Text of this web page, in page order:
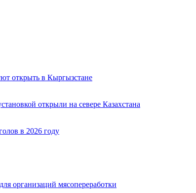
открыть в Кыргызстане
открыли на севере Казахстана
в 2026 году
организаций мясопереработки